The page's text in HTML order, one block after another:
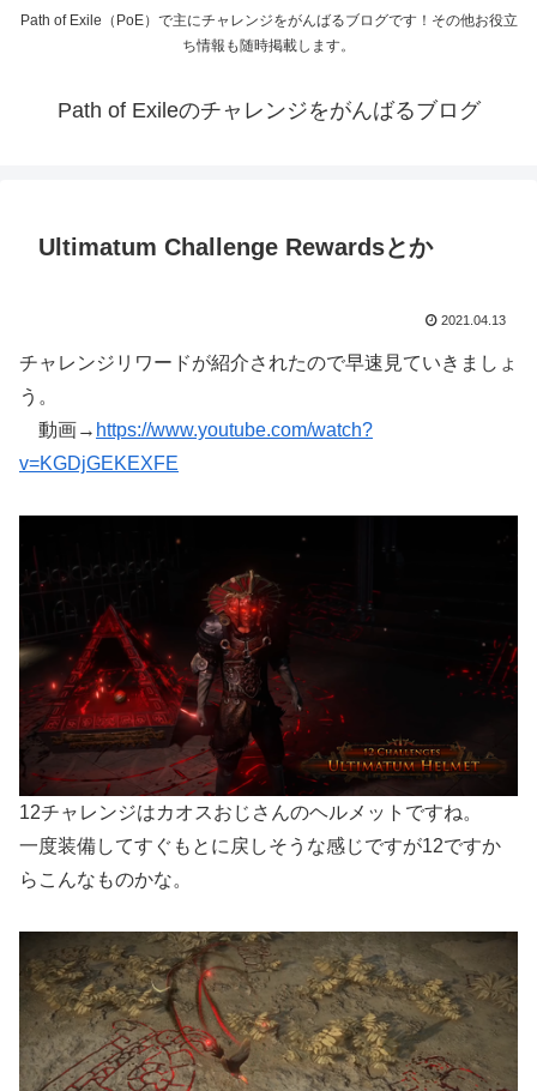
Path of Exile（PoE）で主にチャレンジをがんばるブログです！その他お役立
ち情報も随時掲載します。
Path of Exileのチャレンジをがんばるブログ
Ultimatum Challenge Rewardsとか
2021.04.13
チャレンジリワードが紹介されたので早速見ていきましょ
う。
動画→ https://www.youtube.com/watch?
v=KGDjGEKEXFE
12チャレンジはカオスおじさんのヘルメットですね。
一度装備してすぐもとに戻しそうな感じですが12ですか
らこんなものかな。